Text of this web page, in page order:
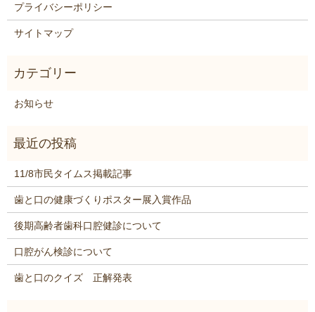
プライバシーポリシー
サイトマップ
お知らせ
11/8市民タイムス掲載記事
歯と口の健康づくりポスター展入賞作品
後期高齢者歯科口腔健診について
口腔がん検診について
歯と口のクイズ 正解発表